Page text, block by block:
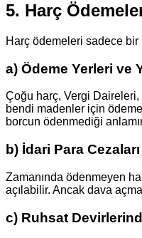
5. Harç
Harç ödemeleri sadece
a) Ödeme Yerleri ve
Çoğu harç, Vergi Daireleri,
bendi madenler için
borcun ödenmediği
b) İdari Para
Zamanında ödenmeyen
açılabilir. Ancak dava
c) Ruhsat